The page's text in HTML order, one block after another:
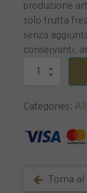
produzione
solo frutta
senza
conservanti,
Marmellata
Categories:
Torna al